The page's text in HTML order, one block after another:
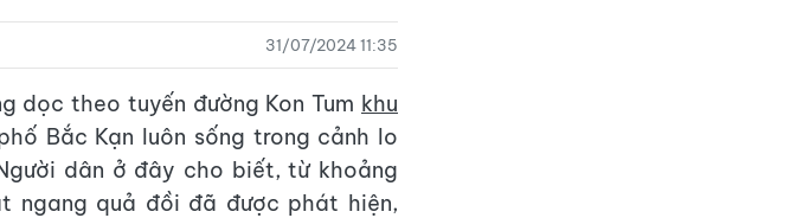
31/07/2024 11:35
dọc theo tuyến đường Kon Tum khu
Bắc Kạn luôn sống trong cảnh lo
dân ở đây cho biết, từ khoảng
ngang quả đồi đã được phát hiện,